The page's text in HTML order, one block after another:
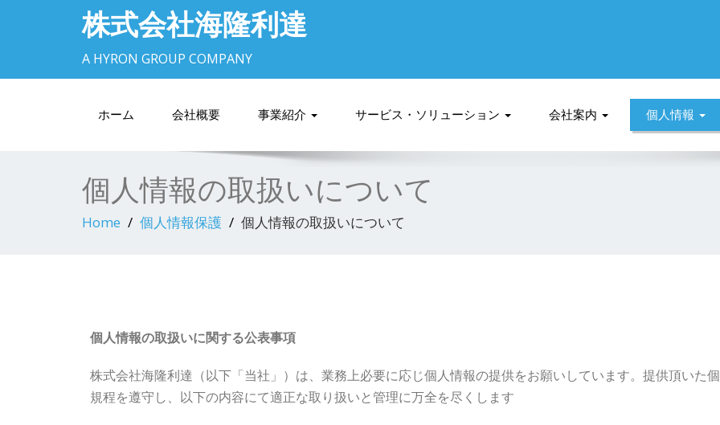
株式会社海隆利達
A HYRON GROUP COMPANY
ホーム 会社概要 事業紹介 サービス・ソリューション 会社案内 個人情報
個人情報の取扱いについて
Home 個人情報保護 個人情報の取扱いについて
個人情報の取扱いに関する公表事項
株式会社海隆利達（以下「当社」）は、業務上必要に応じ個人情報の提供をお願いしています。提供頂いた
規程を遵守し、以下の内容にて適正な取り扱いと管理に万全を尽くします